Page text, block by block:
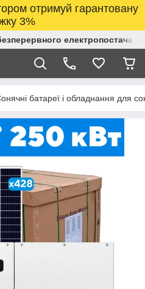
отримуй гарантовану
3%
батареї і обладнання для